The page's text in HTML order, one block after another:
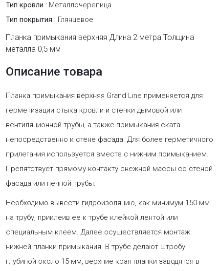
Тип кровли : Металлочерепица
Тип покрытия : Глянцевое
Планка примыкания верхняя Длина 2 метра Толщина
металла 0,5 мм
Описание товара
Планка примыкания верхняя Grand Line применяется для
герметизации стыка кровли и стенки дымовой или
вентиляционной трубы, а также примыкания ската
непосредственно к стене фасада. Для более герметичного
прилегания используется вместе с нижним примыканием.
Препятствует прямому контакту снежной массы со стеной
фасада или печной трубы.
Необходимо вывести гидроизоляцию, как минимум 150 мм
на трубу, приклеив ее к трубе клейкой лентой или
специальным клеем. Далее осуществляется монтаж
нижней планки примыкания. В трубе делают штробу
глубиной около 15 мм, верхние края планки заводятся в